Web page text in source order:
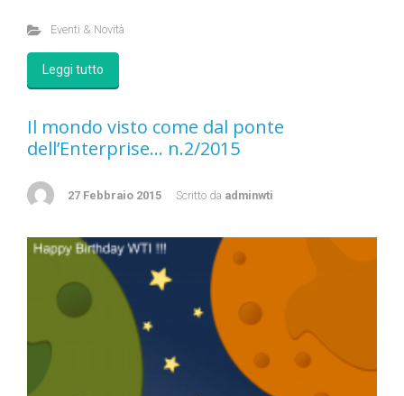
Eventi & Novità
Leggi tutto
Il mondo visto come dal ponte
dell’Enterprise… n.2/2015
27 Febbraio 2015 Scritto da adminwti